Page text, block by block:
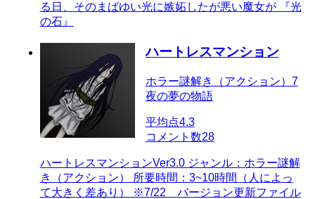
る日、そのまばゆい光に嫉妬したが悪い魔女が 『光
の石』
ハートレスマンション
ホラー謎解き（アクション）7
夜の夢の物語
平均点4.3
コメント数28
ハートレスマンションVer3.0 ジャンル：ホラー謎解
き（アクション） 所要時間：3~10時間（人によっ
て大きく差あり） ※7/22 バージョン更新ファイル